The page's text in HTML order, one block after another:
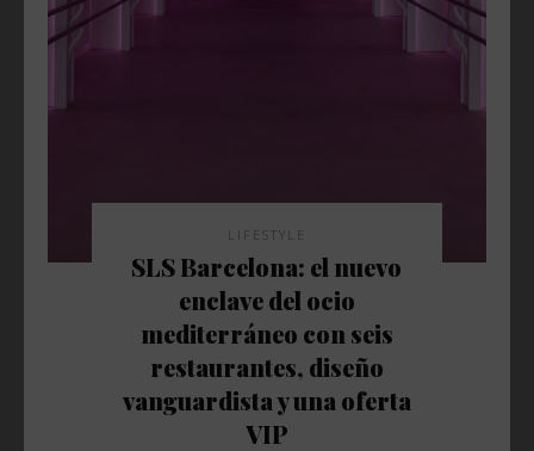
LIFESTYLE
SLS Barcelona: el nuevo
enclave del ocio
mediterráneo con seis
restaurantes, diseño
vanguardista y una oferta
VIP